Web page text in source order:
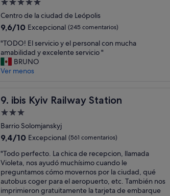
e
d
n
t
e
n
e
o
t
o
w
n
.
Alojamiento
de
5.0 estrellas
Centro de la ciudad de Leópolis
9.6
10,
Excepcional,
(245 comentarios)
9,6/10 Excepcional (245 comentarios)
"
T
O
D
E
s
e
r
i
c
i
o
y
"TODO! El servicio y el personal con mucha
amabilidad y excelente servicio "
BRUNO
Ver menos
9. ibis Kyiv Railway Station
ibis Kyiv Railway Station
Alojamiento
de
3.0 estrellas
Barrio Solomjanskyj
9.4
10,
Excepcional,
(561 comentarios)
9,4/10 Excepcional (561 comentarios)
"
T
o
d
o
"Todo perfecto. La chica de recepcion, llamada
Violeta, nos ayudó muchísimo cuando le
preguntamos cómo movernos por la ciudad, qué
autobus coger para el aeropuerto, etc. También nos
imprimieron gratuitamente la tarjeta de embarque